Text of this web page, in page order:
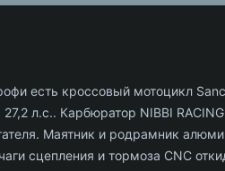
есть кроссовый мотоцикл
л.с.. Карбюратор NIBBI
Маятник и родрамник
сцепления и тормоза CNC